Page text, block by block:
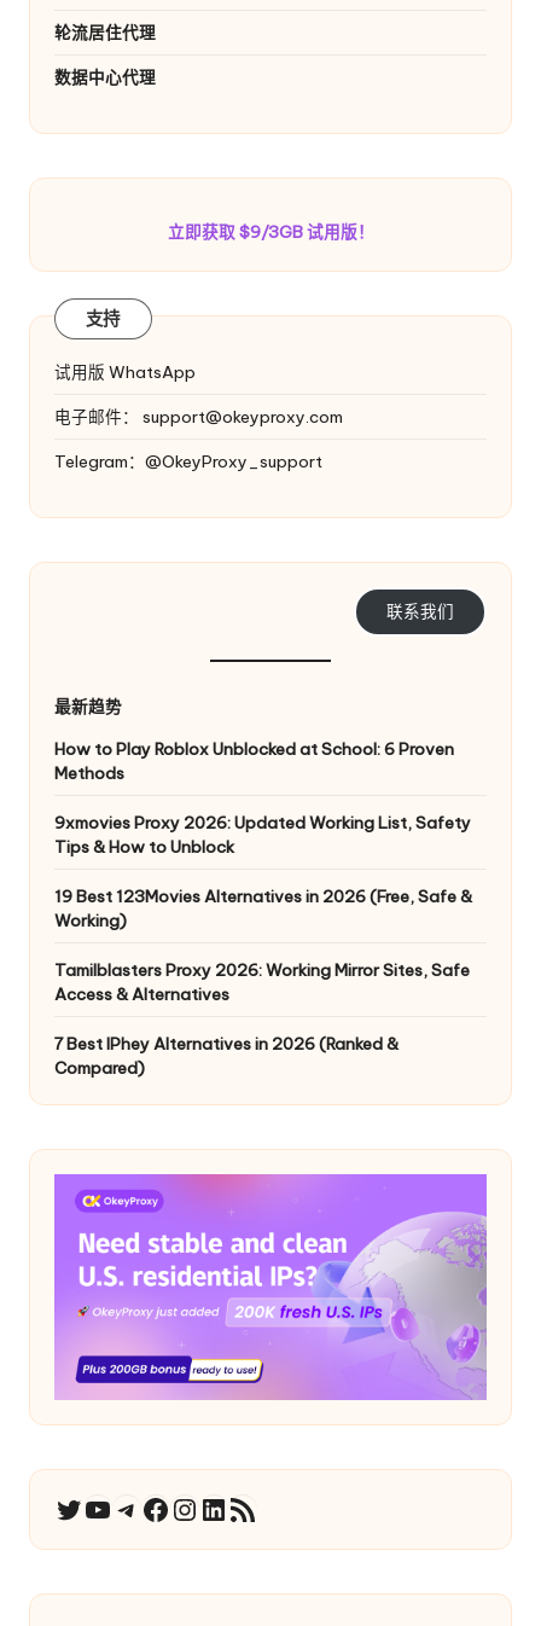
轮流居住代理
数据中心代理
立即获取 $9/3GB 试用版！
支持
试用版 WhatsApp
电子邮件： support@okeyproxy.com
Telegram：@OkeyProxy_support
联系我们
最新趋势
How to Play Roblox Unblocked at School: 6 Proven
Methods
9xmovies Proxy 2026: Updated Working List, Safety
Tips & How to Unblock
19 Best 123Movies Alternatives in 2026 (Free, Safe &
Working)
Tamilblasters Proxy 2026: Working Mirror Sites, Safe
Access & Alternatives
7 Best IPhey Alternatives in 2026 (Ranked &
Compared)
推特YouTube
电报 在 Facebook 上Instagram
LinkedIn
RSS 订阅